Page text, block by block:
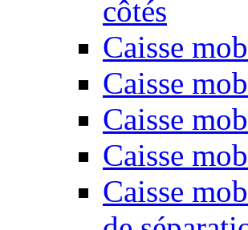
côtés
Caisse
Caisse
Caisse
Caisse
Caisse